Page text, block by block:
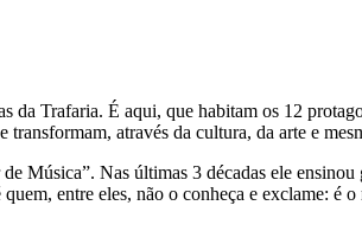
Trafaria. É aqui, que habitam os 12
através da cultura, da arte e
Música”. Nas últimas 3 décadas ele
entre eles, não o conheça e exclame: é